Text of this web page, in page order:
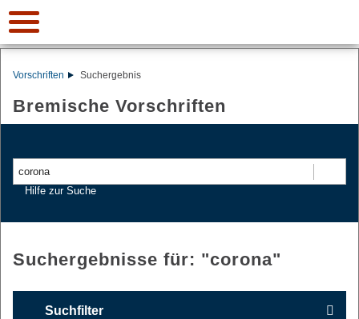
Vorschriften Suchergebnis
Bremische Vorschriften
Hilfe zur Suche
Suchergebnisse für: "corona"
Suchfilter